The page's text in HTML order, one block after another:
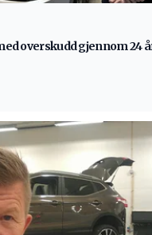
overskudd gjennom 24